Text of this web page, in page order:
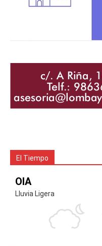
El Tiempo
OIA
Lluvia Ligera